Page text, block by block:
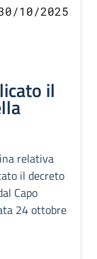
10/2025
il
relativa
il decreto
Capo
24 ottobre